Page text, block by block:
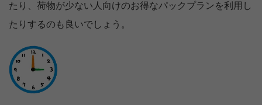
たり、荷物が少ない人向けのお得なパックプランを利用し
たりするのも良いでしょう。